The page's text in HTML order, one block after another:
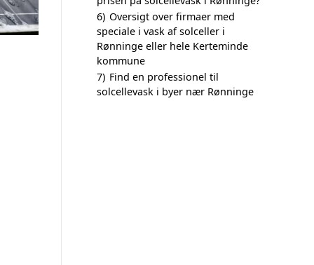
6) Oversigt over firmaer med
speciale i vask af solceller i
Rønninge eller hele Kerteminde
kommune
7) Find en professionel til
solcellevask i byer nær Rønninge